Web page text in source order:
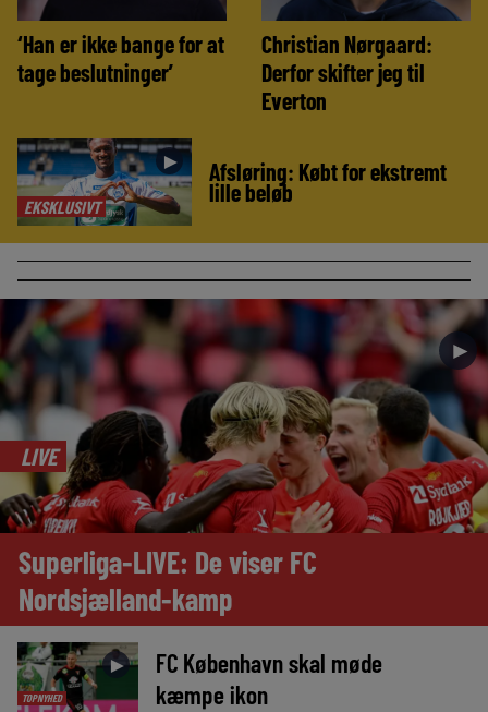
‘Han er ikke bange for at
tage beslutninger’
Christian Nørgaard:
Derfor skifter jeg til
Everton
EKSKLUSIVT
► Afsløring: Købt for ekstremt
lille beløb
►
LIVE
Superliga-LIVE: De viser FC
Nordsjælland-kamp
TOPNYHED
►
FC København skal møde
kæmpe ikon